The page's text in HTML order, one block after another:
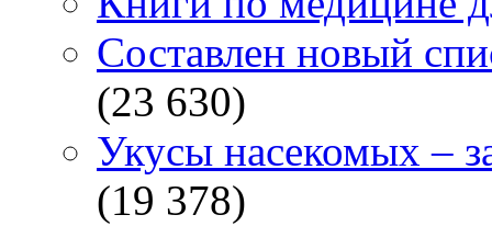
Составлен новый
(23 630)
Укусы насекомых –
(19 378)